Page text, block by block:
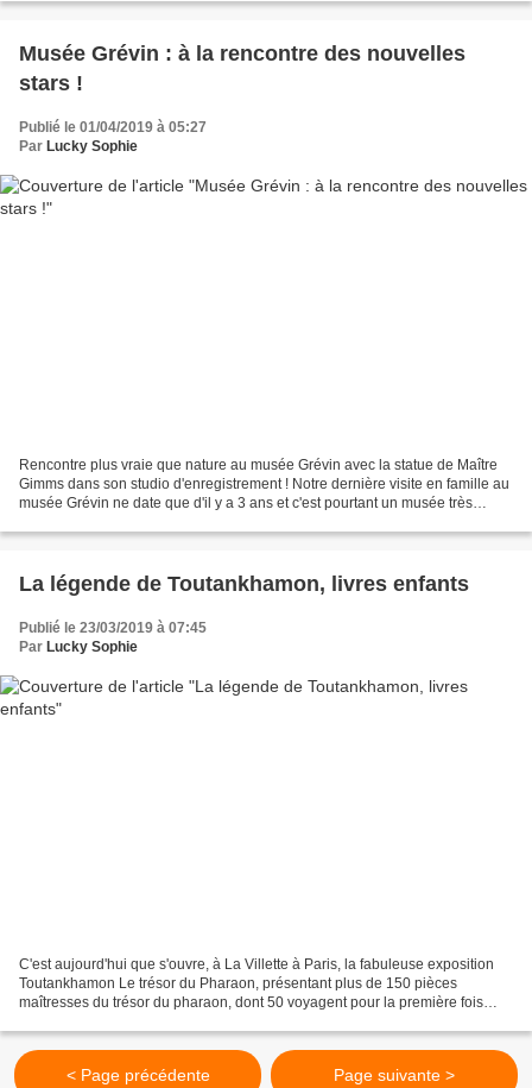
Musée Grévin : à la rencontre des nouvelles
stars !
Publié le 01/04/2019 à 05:27
Par Lucky Sophie
Rencontre plus vraie que nature au musée Grévin avec la statue de Maître
Gimms dans son studio d'enregistrement ! Notre dernière visite en famille au
musée Grévin ne date que d'il y a 3 ans et c'est pourtant un musée très
La légende de Toutankhamon, livres enfants
Publié le 23/03/2019 à 07:45
Par Lucky Sophie
C'est aujourd'hui que s'ouvre, à La Villette à Paris, la fabuleuse exposition
Toutankhamon Le trésor du Pharaon, présentant plus de 150 pièces
maîtresses du trésor du pharaon, dont 50 voyagent pour la première fois
< Page précédente Page suivante >